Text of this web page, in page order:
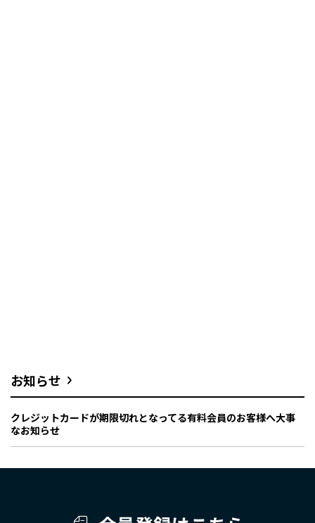
お知らせ
クレジットカードが期限切れとなってる有料会員のお客様へ大事
なお知らせ